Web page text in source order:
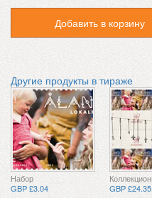
Добавить в корзину
Другие продукты в тираже
Набор
GBP £3.04
GBP £24.35